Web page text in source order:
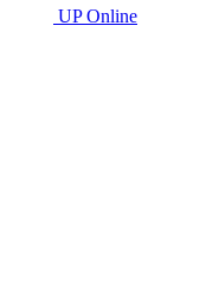
UP Online